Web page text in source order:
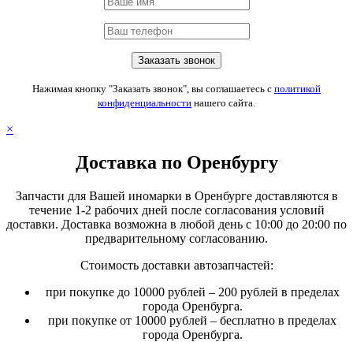
Нажимая кнопку "Заказать звонок", вы соглашаетесь с политикой
конфиденциальности нашего сайта.
×
Доставка по Оренбургу
Запчасти для Вашей иномарки в Оренбурге доставляются в
течение 1-2 рабочих дней после согласования условий
доставки. Доставка возможна в любой день с 10:00 до 20:00 по
предварительному согласованию.
Стоимость доставки автозапчастей:
при покупке до 10000 рублей – 200 рублей в пределах
города Оренбурга.
при покупке от 10000 рублей – бесплатно в пределах
города Оренбурга.